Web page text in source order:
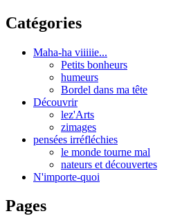
Catégories
Maha-ha viiiiie...
Petits bonheurs
humeurs
Bordel dans ma tête
Découvrir
lez'Arts
zimages
pensées irréfléchies
le monde tourne mal
nateurs et découvertes
N'importe-quoi
Pages